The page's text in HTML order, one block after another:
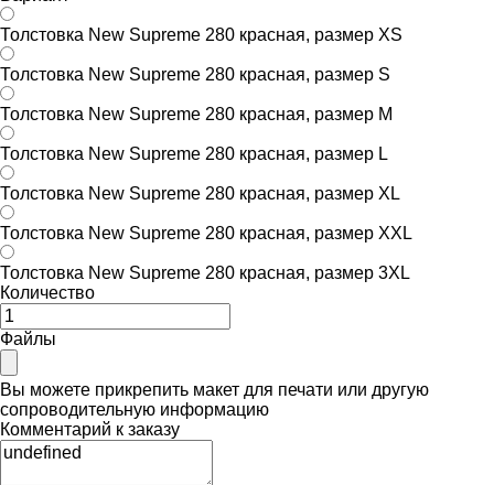
Толстовка New Supreme 280 красная, размер XS
Толстовка New Supreme 280 красная, размер S
Толстовка New Supreme 280 красная, размер M
Толстовка New Supreme 280 красная, размер L
Толстовка New Supreme 280 красная, размер XL
Толстовка New Supreme 280 красная, размер XXL
Толстовка New Supreme 280 красная, размер 3XL
Количество
Файлы
Вы можете прикрепить макет для печати или другую
сопроводительную информацию
Комментарий к заказу